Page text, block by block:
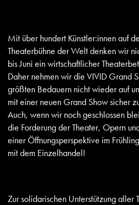
Mit über hundert Künstler:innen auf
Theaterbühne der Welt denken wir
bis Juni ein wirtschaftlicher
Daher nehmen wir die VIVID Grand
größten Bedauern nicht wieder auf
mit einer neuen Grand Show sicher
Auch, wenn wir noch geschlossen
die Forderung der Theater, Opern
einer Öffnungsperspektive im
mit dem Einzelhandel!
Zur solidarischen Unterstützung aller